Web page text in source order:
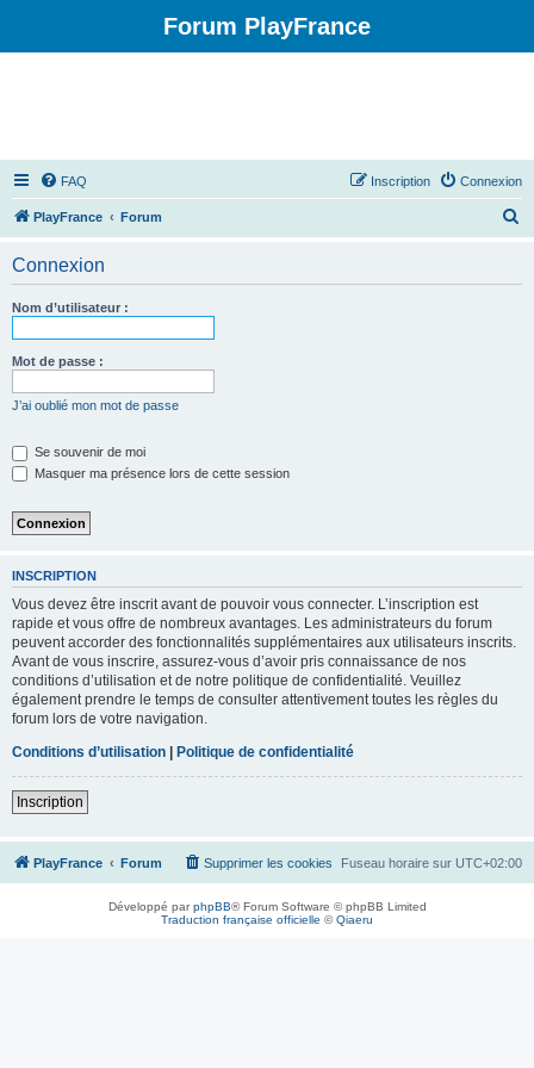
Forum PlayFrance
FAQ Connexion
Inscription
PlayFrance Forum
Connexion
Nom d’utilisateur :
Mot de passe :
J’ai oublié mon mot de passe
Se souvenir de moi
Masquer ma présence lors de cette session
INSCRIPTION
Vous devez être inscrit avant de pouvoir vous connecter. L’inscription est
rapide et vous offre de nombreux avantages. Les administrateurs du forum
peuvent accorder des fonctionnalités supplémentaires aux utilisateurs inscrits.
Avant de vous inscrire, assurez-vous d’avoir pris connaissance de nos
conditions d’utilisation et de notre politique de confidentialité. Veuillez
également prendre le temps de consulter attentivement toutes les règles du
forum lors de votre navigation.
Conditions d’utilisation | Politique de confidentialité
Inscription
PlayFrance Forum Fuseau horaire sur UTC+02:00
Supprimer les cookies
Développé parphpBB® Forum Software © phpBB Limited
Traduction française officielle ©Qiaeru